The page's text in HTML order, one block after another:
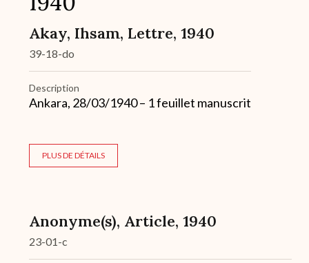
Akay, Ihsam, Lettre, 1940
39-18-do
Description
Ankara, 28/03/1940 – 1 feuillet manuscrit
PLUS DE DÉTAILS
Anonyme(s), Article, 1940
23-01-c